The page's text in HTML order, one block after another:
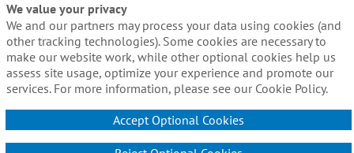
Do Not Sell or Share My Personal Information - US Residents
¿Necesita una adaptación especial para completar alguna
parte de nuestro proceso de solicitud, incluido el uso de
este sitio web? Escríbanos a:Careers@ajg.com
We value your privacy
We and our partners may process your data using cookies (and
other tracking technologies). Some cookies are necessary to
make our website work, while other optional cookies help us
assess site usage, optimize your experience and promote our
services. For more information, please see our Cookie Policy.
Accept Optional Cookies